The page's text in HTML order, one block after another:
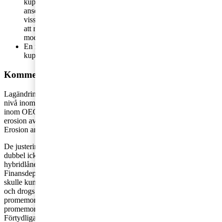
kupongskattelagen. Regeringen anser att bulvanregeln får
anses omfatta alla dessa kringgåenden, men att det behövs
vissa förtydliganden i lagtexten så att där uttryckligen framgår
att regeln kan tillämpas även på utbetalningar som omfattas av
moder- och dotterbolagsdirektivet.
En möjlighet att ansöka om förhandsbesked om skatt enligt
kupongskattelagen införs också.
Kommentar
Lagändringarna bottnar ytterst i det arbete som sker på internationell
nivå inom EU. Arbetet ligger också i linje med det arbete som pågår
inom OECD (med understöd av G20 och G8) i syfte att motverka
erosion av nationella skattebaser och flyttning av vinster (Base
Erosion and Profit Shifting, BEPS).
De justeringar som nu görs i inkomstskattelagen syftar att förhindra
dubbel icke-beskattning genom utnyttjande av
hybridlånearrangemang. I en tidigare promemoria i ärendet från
Finansdepartementet föreslogs bland annat att skatteflyktslagen
skulle kunna tillämpas på kupongskatt. Det förslaget fick hård kritik
och drogs tillbaka av regeringen som skickade ut en omarbetad
promemoria på remiss innan sommaren. Det är denna omarbetade
promemorias förslag som nu är grunden för lagrådsremissen.
Förtydligandet i bulvanregeln i kupongskattelagen gör också att en